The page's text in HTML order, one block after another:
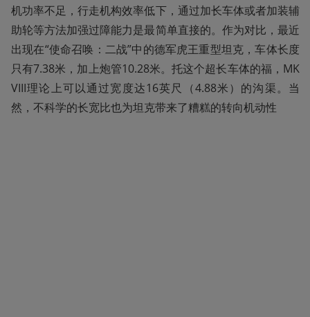
机功率不足，行走机构效率低下，通过加长车体或者加装辅
助轮等方法加强过障能力是最简单直接的。作为对比，最近
出现在“使命召唤：二战”中的德军虎王重型坦克，车体长度
只有7.38米，加上炮管10.28米。托这个超长车体的福，MK
VIII理论上可以通过宽度达16英尺（4.88米）的沟渠。当
然，不科学的长宽比也为坦克带来了糟糕的转向机动性